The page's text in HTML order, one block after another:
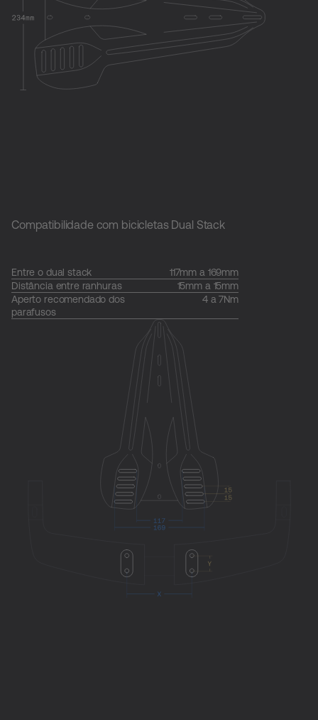
Compatibilidade com bicicletas Dual Stack
Entre o dual stack
117mm a 169mm
Distância entre ranhuras
15mm a 15mm
Aperto recomendado dos
parafusos
4 a 7Nm